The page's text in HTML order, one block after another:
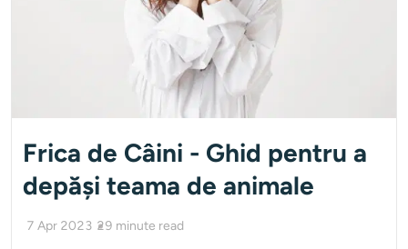
Frica de Câini - Ghid pentru a
depăși teama de animale
7 Apr 2023 29 minute read